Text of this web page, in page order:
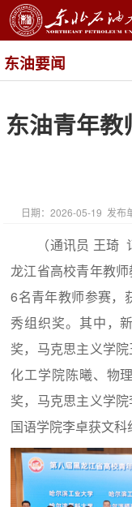
东油要闻
东油青年
日期：2026-05-19 发布
（通讯员 王琦
龙江省高校青年教
6名青年教师参赛，
秀组织奖。其中，
奖，马克思主义学
化工学院陈曦、物
奖，马克思主义学
国语学院李卓获文科